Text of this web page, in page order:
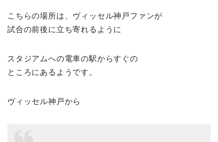
こちらの場所は、ヴィッセル神戸ファンが
試合の前後に立ち寄れるように
スタジアムへの電車の駅からすぐの
ところにあるようです。
ヴィッセル神戸から